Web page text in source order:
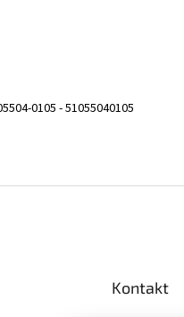
0105 - 51055040105
Kontakt